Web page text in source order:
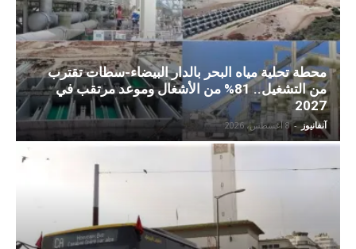
محطة تحلية مياه البحر بالدار البيضاء-سطات تقترب
من التشغيل.. 81% من الأشغال وموعد مرتقب في
2027
آنفانيوز - 8 أغسطس، 2026